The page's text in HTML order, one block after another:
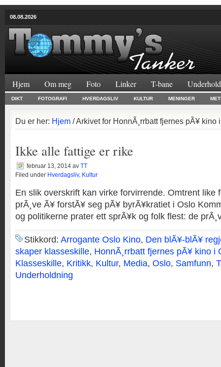
08.08.2026
Hjem Om meg Foto Linker T-bane
DIKT FOTOGRAFI HVERDAGSLIV KULTUR MENINGER
Du er her: Hjem / Arkivet for HonnÃ¸rrbatt fjernes pÃ¥ kino
Ikke alle fattige er rike
februar 13, 2014 av TT
Filed under Hverdagsliv, Kultur
En slik overskrift kan virke forvirrende. Omtrent like
prÃ¸ve Ã¥ forstÃ¥ seg pÃ¥ byrÃ¥kratiet i Oslo
og politikerne prater ett sprÃ¥k og folk flest: de
Stikkord: Arrogante Oslo Kino, Den blÃ¥-blÃ¥
skaper klasseskille, HonnÃ¸rrbatt fjernes pÃ¥ kino i
Klasseskille, Kritikk, Kultur, Media, Oslo, Samfunn,
Underholdning